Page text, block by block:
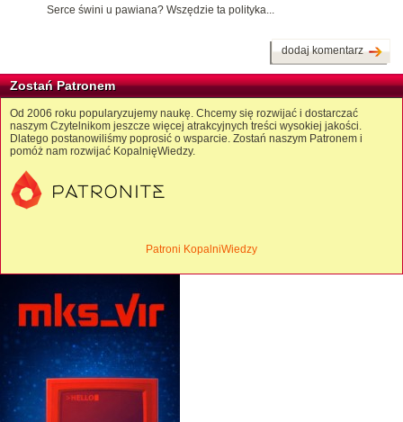
Serce świni u pawiana? Wszędzie ta polityka...
dodaj komentarz
Zostań Patronem
Od 2006 roku popularyzujemy naukę. Chcemy się rozwijać i dostarczać
naszym Czytelnikom jeszcze więcej atrakcyjnych treści wysokiej jakości.
Dlatego postanowiliśmy poprosić o wsparcie. Zostań naszym Patronem i
pomóż nam rozwijać KopalnięWiedzy.
Patroni KopalniWiedzy